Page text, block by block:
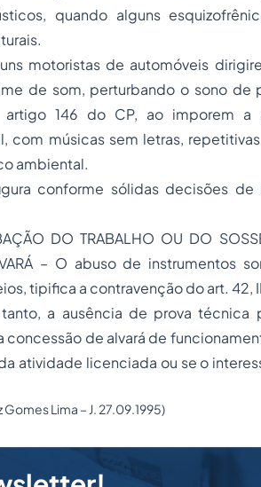
quando alguns
motoristas de automóveis
de som, perturbando o sono de
artigo 146 do CP, ao imporem
com músicas sem letras,
ambiental.
conforme sólidas decisões de
DO TRABALHO OU DO
– O abuso de instrumentos
tipifica a contravenção do art. 42,
a ausência de prova técnica
de alvará de
atividade licenciada ou se o
Gomes Lima – J. 27.09.1995)